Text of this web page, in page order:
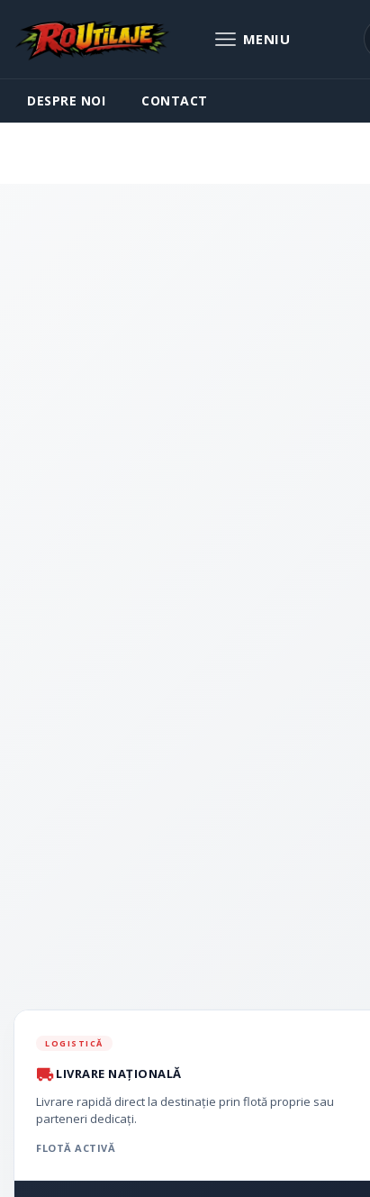
DESPRE NOI CONTACT
LOGISTICĂ
LIVRARE NAȚIONALĂ
Livrare rapidă direct la destinație prin flotă proprie sau
parteneri dedicați.
FLOTĂ ACTIVĂ